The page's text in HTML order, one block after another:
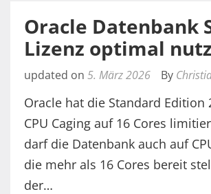
Oracle Datenbank
Lizenz optimal
updated on 5. März 2026 By
Oracle hat die Standard Edition
CPU Caging auf 16 Cores
darf die Datenbank auch auf
die mehr als 16 Cores bereit
der…